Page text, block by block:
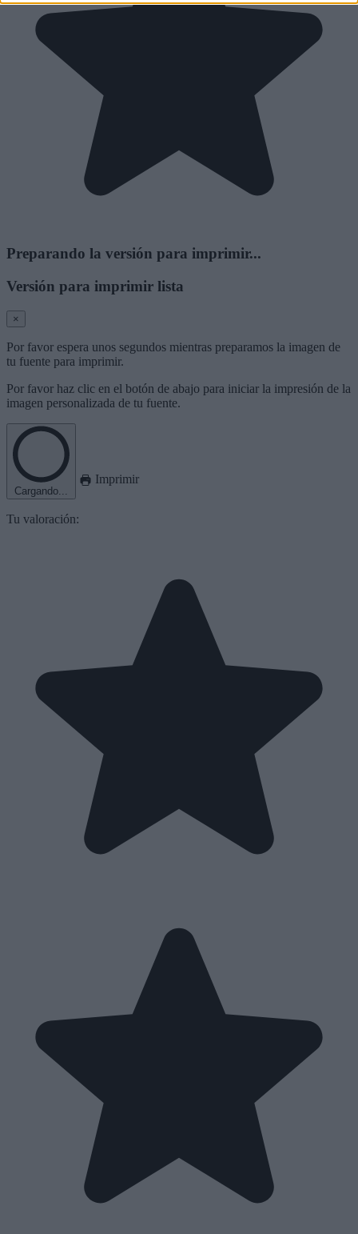
Preparando la versión para imprimir...
Versión para imprimir lista
×
Por favor espera unos segundos mientras preparamos la imagen de
tu fuente para imprimir.
Por favor haz clic en el botón de abajo para iniciar la impresión de la
imagen personalizada de tu fuente.
Cargando...
Imprimir
Tu valoración: